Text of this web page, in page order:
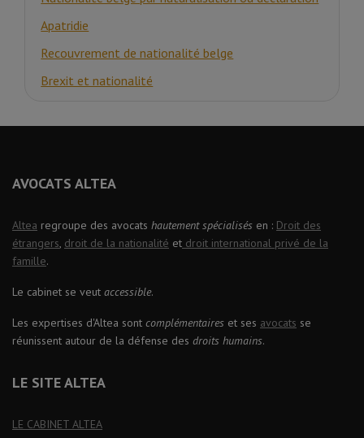
Apatridie
Recouvrement de nationalité belge
Brexit et nationalité
AVOCATS ALTEA
Altea regroupe des avocats hautement spécialisés en : Droit des
étrangers, droit de la nationalité et droit international privé de la
famille.
Le cabinet se veut accessible.
Les expertises d'Altea sont complémentaires et ses avocats se
réunissent autour de la défense des droits humains.
LE SITE ALTEA
LE CABINET ALTEA